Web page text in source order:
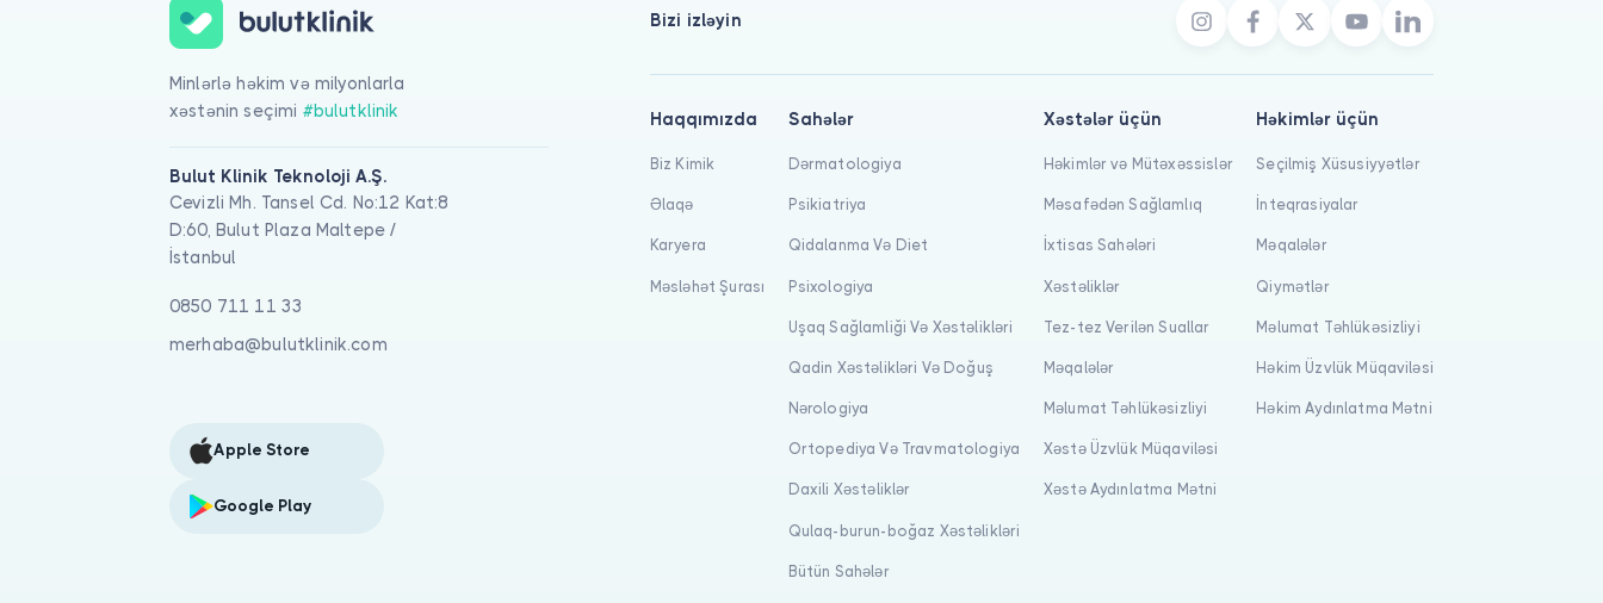
Minlərlə həkim və milyonlarla
xəstənin seçimi #bulutklinik
Bulut Klinik Teknoloji A.Ş.
Cevizli Mh. Tansel Cd. No:12 Kat:8
D:60, Bulut Plaza Maltepe /
İstanbul
0850 711 11 33
merhaba@bulutklinik.com
Apple Store
Google Play
Bizi izləyin
Haqqımızda
Biz Kimik
Əlaqə
Karyera
Məsləhət Şurası
Sahələr
Dərmatologiya
Psikiatriya
Qidalanma Və Diet
Psixologiya
Uşaq Sağlamliği Və Xəstəlikləri
Qadin Xəstəlikləri Və Doğuş
Nərologiya
Ortopediya Və Travmatologiya
Daxili Xəstəliklər
Qulaq-burun-boğaz Xəstəlikləri
Bütün Sahələr
Xəstələr üçün
Həkimlər və Mütəxəssislər
Məsafədən Sağlamlıq
İxtisas Sahələri
Xəstəliklər
Tez-tez Verilən Suallar
Məqalələr
Məlumat Təhlükəsizliyi
Xəstə Üzvlük Müqaviləsi
Xəstə Aydınlatma Mətni
Həkimlər üçün
Seçilmiş Xüsusiyyətlər
İnteqrasiyalar
Məqalələr
Qiymətlər
Məlumat Təhlükəsizliyi
Həkim Üzvlük Müqaviləsi
Həkim Aydınlatma Mətni